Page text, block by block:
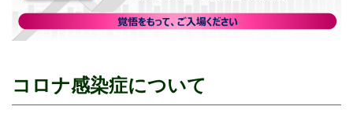
コロナ感染症について